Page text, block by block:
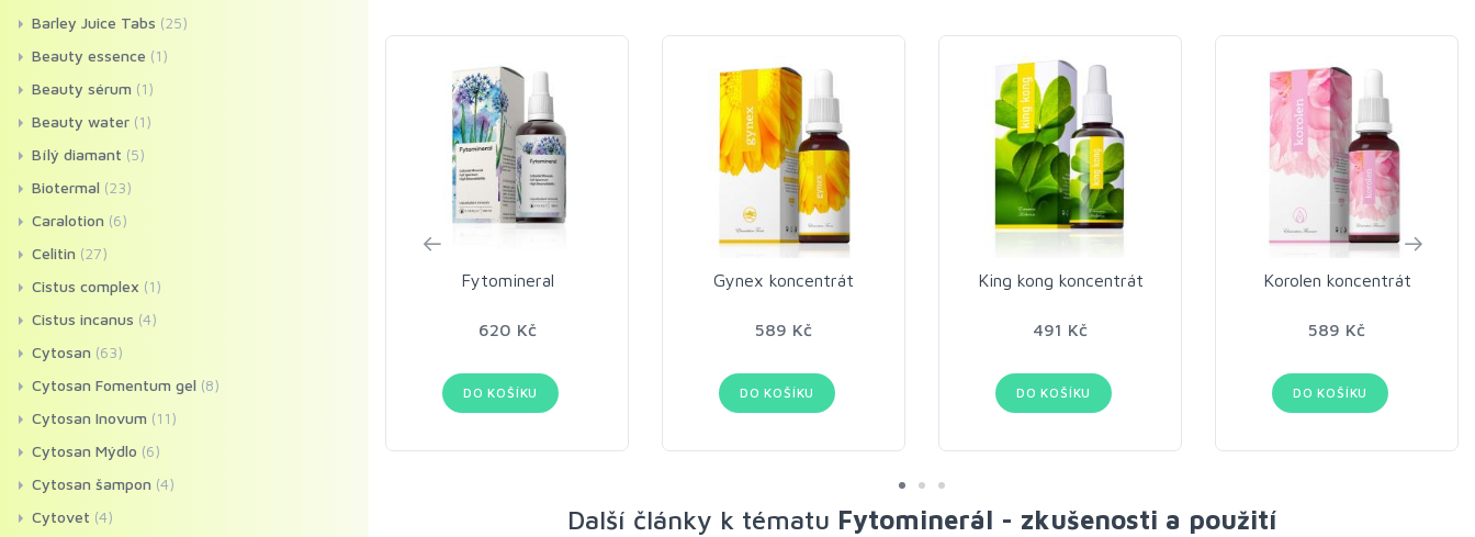
Fytomineral
620 Kč
DO KOŠÍKU
Gynex koncentrát
589 Kč
DO KOŠÍKU
King kong koncentrát
491 Kč
DO KOŠÍKU
Korolen koncentrát
589 Kč
DO KOŠÍKU
Další články k tématu Fytominerál - zkušenosti a použití
Barley Juice Tabs (25)
Beauty essence (1)
Beauty sérum (1)
Beauty water (1)
Bílý diamant (5)
Biotermal (23)
Caralotion (6)
Celitin (27)
Cistus complex (1)
Cistus incanus (4)
Cytosan (63)
Cytosan Fomentum gel (8)
Cytosan Inovum (11)
Cytosan Mýdlo (6)
Cytosan šampon (4)
Cytovet (4)